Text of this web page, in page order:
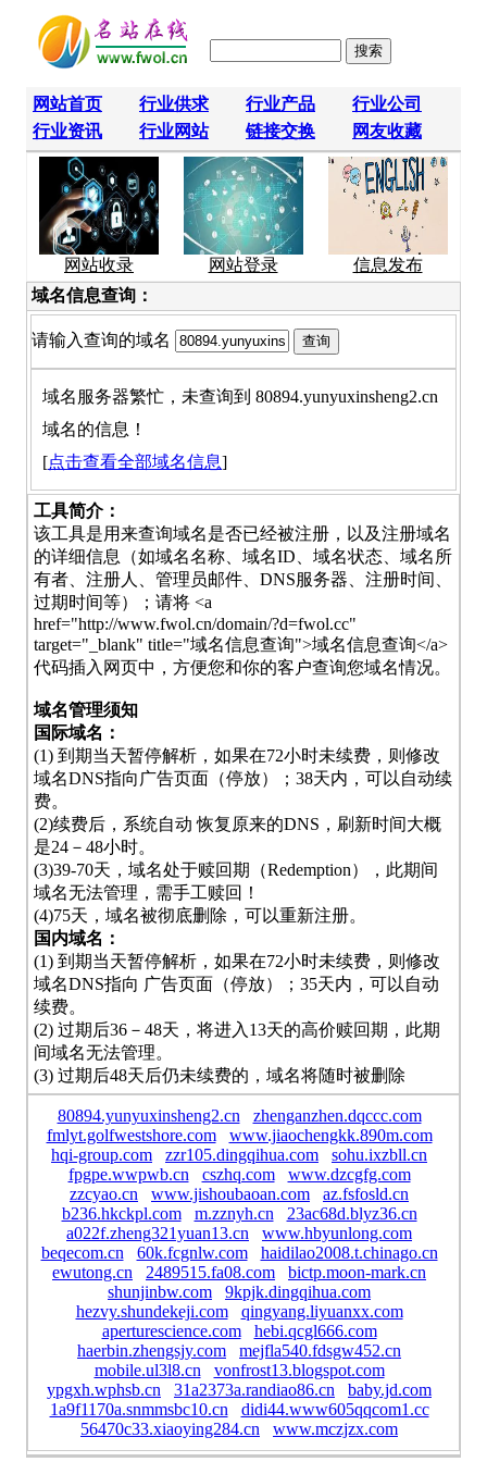
网站首页 行业供求 行业产品
行业公司
行业资讯
行业网站 链接交换 网友收藏
网站收录 网站登录
信息发布
域名信息查询：
请输入查询的域名
域名服务器繁忙，未查询到 80894.yunyuxinsheng2.cn
域名的信息！
[点击查看全部域名信息]
工具简介：
该工具是用来查询域名是否已经被注册，以及注册域名
的详细信息（如域名名称、域名ID、域名状态、域名所
有者、注册人、管理员邮件、DNS服务器、注册时间、
过期时间等）；请将 <a
href="http://www.fwol.cn/domain/?d=fwol.cc"
target="_blank" title="域名信息查询">域名信息查询</a>
代码插入网页中，方便您和你的客户查询您域名情况。
域名管理须知
国际域名：
(1) 到期当天暂停解析，如果在72小时未续费，则修改
域名DNS指向广告页面（停放）；38天内，可以自动续
费。
(2)续费后，系统自动 恢复原来的DNS，刷新时间大概
是24－48小时。
(3)39-70天，域名处于赎回期（Redemption），此期间
域名无法管理，需手工赎回！
(4)75天，域名被彻底删除，可以重新注册。
国内域名：
(1) 到期当天暂停解析，如果在72小时未续费，则修改
域名DNS指向 广告页面（停放）；35天内，可以自动
续费。
(2) 过期后36－48天，将进入13天的高价赎回期，此期
间域名无法管理。
(3) 过期后48天后仍未续费的，域名将随时被删除
80894.yunyuxinsheng2.cn
zhenganzhen.dqccc.com
fmlyt.golfwestshore.com
www.jiaochengkk.890m.com
hqi-group.com
zzr105.dingqihua.com
sohu.ixzbll.cn
fpgpe.wwpwb.cn
cszhq.com
www.dzcgfg.com
zzcyao.cn
www.jishoubaoan.com
az.fsfosld.cn
b236.hkckpl.com
m.zznyh.cn
23ac68d.blyz36.cn
a022f.zheng321yuan13.cn
www.hbyunlong.com
beqecom.cn
60k.fcgnlw.com
haidilao2008.t.chinago.cn
ewutong.cn
2489515.fa08.com
bictp.moon-mark.cn
shunjinbw.com
9kpjk.dingqihua.com
hezvy.shundekeji.com
qingyang.liyuanxx.com
aperturescience.com
hebi.qcgl666.com
haerbin.zhengsjy.com
mejfla540.fdsgw452.cn
mobile.ul3l8.cn
vonfrost13.blogspot.com
ypgxh.wphsb.cn
31a2373a.randiao86.cn
baby.jd.com
1a9f1170a.snmmsbc10.cn
didi44.www605qqcom1.cc
56470c33.xiaoying284.cn
www.mczjzx.com